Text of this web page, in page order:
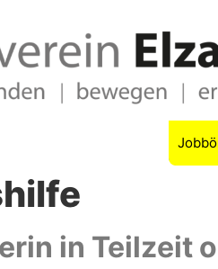
in Teilzeit